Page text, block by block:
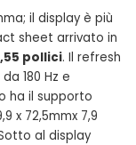
il display è più
sheet arrivato in
pollici. Il refresh
180 Hz e
ha il supporto
x 72,5mmx 7,9
al display